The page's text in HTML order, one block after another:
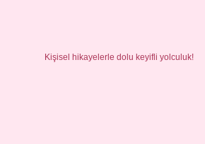
Kişisel hikayelerle dolu keyifli yolculuk!